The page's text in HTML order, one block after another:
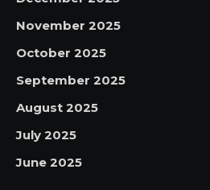
November 2025
October 2025
September 2025
August 2025
July 2025
June 2025